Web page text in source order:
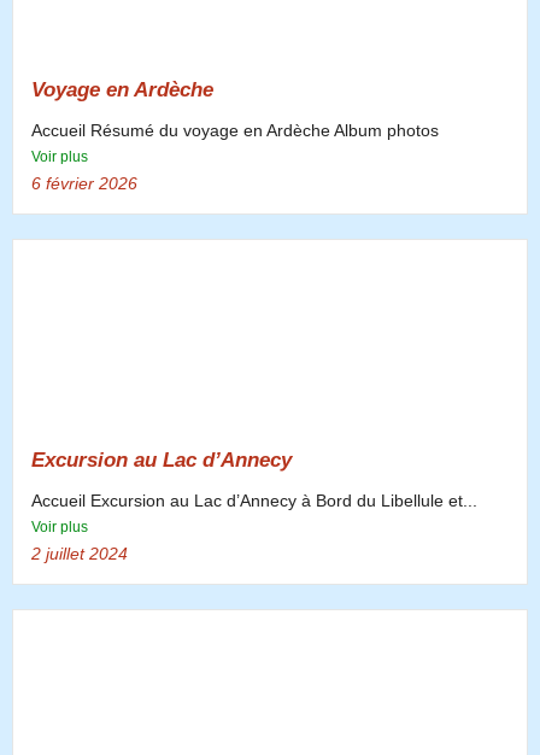
Voyage en Ardèche
Accueil Résumé du voyage en Ardèche Album photos
Voir plus
6 février 2026
Excursion au Lac d’Annecy
Accueil Excursion au Lac d’Annecy à Bord du Libellule et...
Voir plus
2 juillet 2024